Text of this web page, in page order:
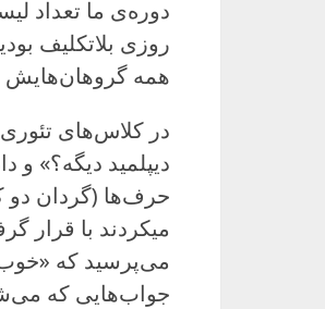
دوره‌ی ما تعداد
روزی بلاتکلیف
همه گروهان‌هایش فوق
در کلاس‌های
دیپلمید دیگه؟» و
حرف‌ها (گردان دو
میکردند با قرار
می‌پرسید که «خوب
جواب‌هایی که